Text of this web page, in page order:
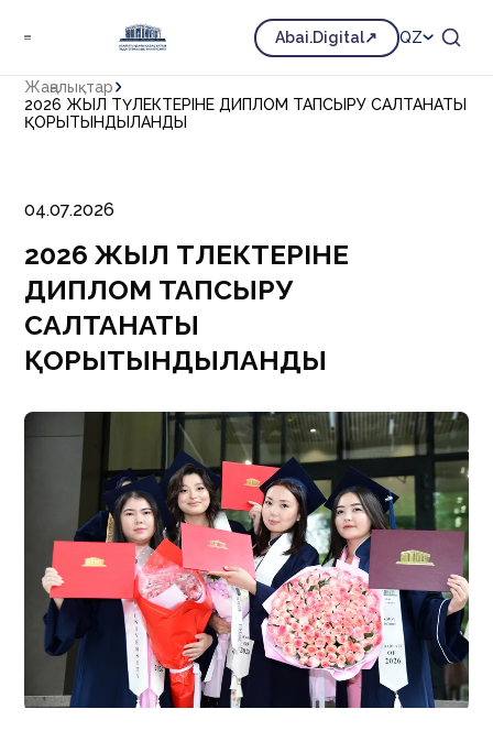
Abai.Digital QZ
Жаңалықтар
2026 ЖЫЛ ТҮЛЕКТЕРІНЕ ДИПЛОМ ТАПСЫРУ САЛТАНАТЫ
ҚОРЫТЫНДЫЛАНДЫ
04.07.2026
2026 ЖЫЛ ТҮЛЕКТЕРІНЕ
ДИПЛОМ ТАПСЫРУ
САЛТАНАТЫ
ҚОРЫТЫНДЫЛАНДЫ